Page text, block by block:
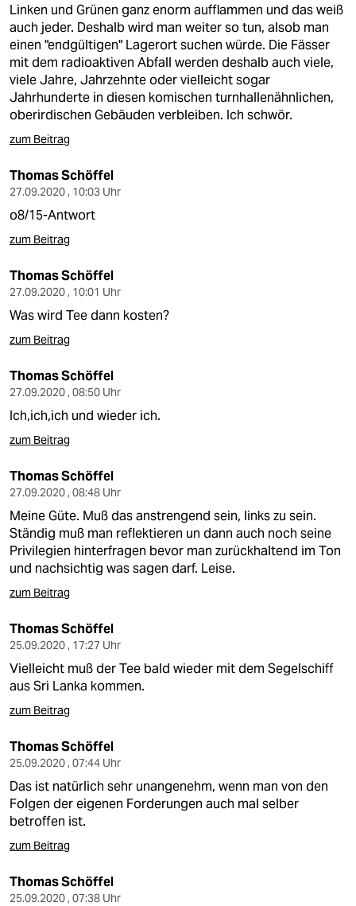
Linken und Grünen ganz enorm aufflammen und das weiß
auch jeder. Deshalb wird man weiter so tun, alsob man
einen "endgültigen" Lagerort suchen würde. Die Fässer
mit dem radioaktiven Abfall werden deshalb auch viele,
viele Jahre, Jahrzehnte oder vielleicht sogar
Jahrhunderte in diesen komischen turnhallenähnlichen,
oberirdischen Gebäuden verbleiben. Ich schwör.
zum Beitrag
Thomas Schöffel
27.09.2020 , 10:03 Uhr
o8/15-Antwort
zum Beitrag
Thomas Schöffel
27.09.2020 , 10:01 Uhr
Was wird Tee dann kosten?
zum Beitrag
Thomas Schöffel
27.09.2020 , 08:50 Uhr
Ich,ich,ich und wieder ich.
zum Beitrag
Thomas Schöffel
27.09.2020 , 08:48 Uhr
Meine Güte. Muß das anstrengend sein, links zu sein.
Ständig muß man reflektieren un dann auch noch seine
Privilegien hinterfragen bevor man zurückhaltend im Ton
und nachsichtig was sagen darf. Leise.
zum Beitrag
Thomas Schöffel
25.09.2020 , 17:27 Uhr
Vielleicht muß der Tee bald wieder mit dem Segelschiff
aus Sri Lanka kommen.
zum Beitrag
Thomas Schöffel
25.09.2020 , 07:44 Uhr
Das ist natürlich sehr unangenehm, wenn man von den
Folgen der eigenen Forderungen auch mal selber
betroffen ist.
zum Beitrag
Thomas Schöffel
25.09.2020 , 07:38 Uhr